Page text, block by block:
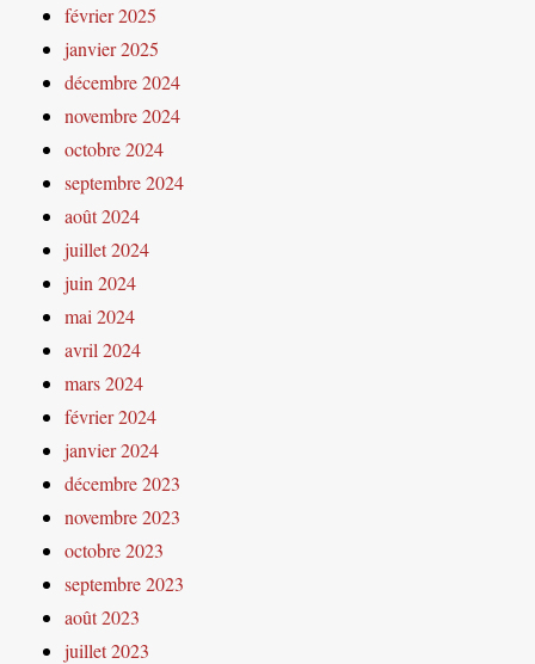
février 2025
janvier 2025
décembre 2024
novembre 2024
octobre 2024
septembre 2024
août 2024
juillet 2024
juin 2024
mai 2024
avril 2024
mars 2024
février 2024
janvier 2024
décembre 2023
novembre 2023
octobre 2023
septembre 2023
août 2023
juillet 2023